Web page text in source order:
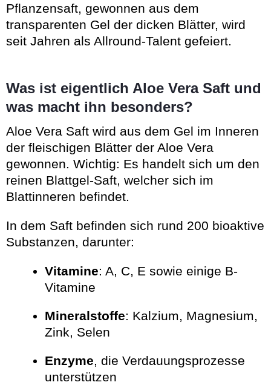
Pflanzensaft, gewonnen aus dem
transparenten Gel der dicken Blätter, wird
seit Jahren als Allround-Talent gefeiert.
Was ist eigentlich Aloe Vera Saft und
was macht ihn besonders?
Aloe Vera Saft wird aus dem Gel im Inneren
der fleischigen Blätter der Aloe Vera
gewonnen. Wichtig: Es handelt sich um den
reinen Blattgel-Saft, welcher sich im
Blattinneren befindet.
In dem Saft befinden sich rund 200 bioaktive
Substanzen, darunter:
Vitamine: A, C, E sowie einige B-
Vitamine
Mineralstoffe: Kalzium, Magnesium,
Zink, Selen
Enzyme, die Verdauungsprozesse
unterstützen